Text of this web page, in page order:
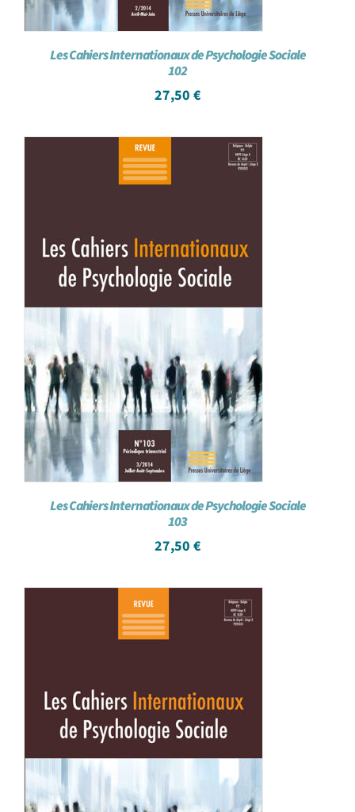
Les Cahiers Internationaux de Psychologie Sociale
102
27,50 €
Les Cahiers Internationaux de Psychologie Sociale
103
27,50 €